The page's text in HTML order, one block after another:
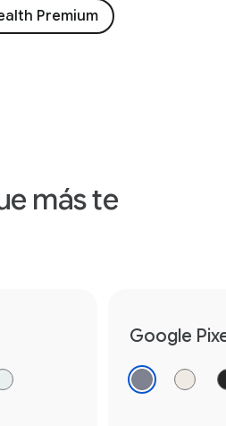
Premium
más te
Google